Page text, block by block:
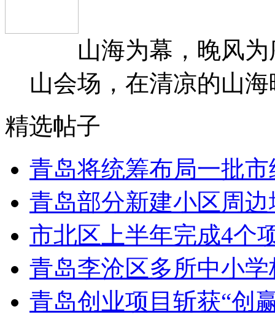
山海为幕，晚风为
山会场，在清凉的山
精选帖子
青岛将统筹布局一批市
青岛部分新建小区周
市北区上半年完成4个
青岛李沧区多所中小
青岛创业项目斩获“创